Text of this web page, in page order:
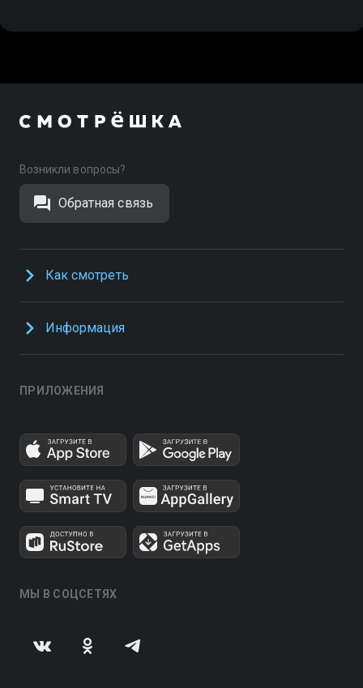
Возникли вопросы?
Обратная связь
Как смотреть
Информация
ПРИЛОЖЕНИЯ
МЫ В СОЦСЕТЯХ